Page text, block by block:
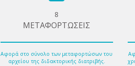
8
ΜΕΤΑΦΟΡΤΩΣΕΙΣ
Αφορά στο σύνολο των μεταφορτώσων του
αρχείου της διδακτορικής διατριβής.